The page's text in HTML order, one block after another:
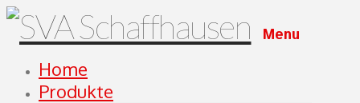
Menu
Home
Produkte